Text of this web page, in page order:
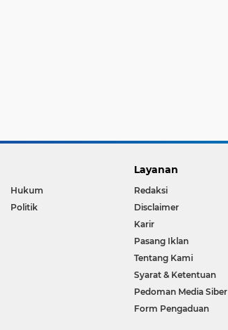
Hukum
Politik
Layanan
Redaksi
Disclaimer
Karir
Pasang Iklan
Tentang Kami
Syarat & Ketentuan
Pedoman Media Siber
Form Pengaduan